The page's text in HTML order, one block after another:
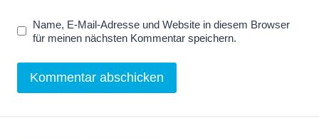
o
Name, E-Mail-Adresse und Website in diesem Browser
für meinen nächsten Kommentar speichern.